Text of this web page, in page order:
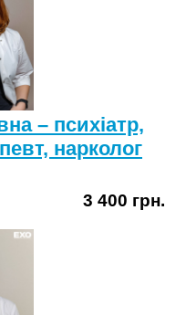
– психіатр,
нарколог
3 400 грн.